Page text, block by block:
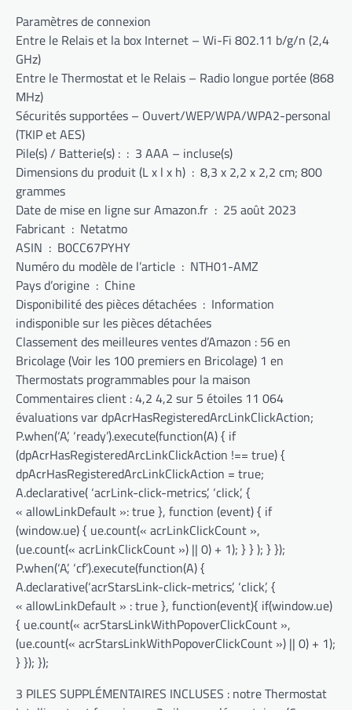
Paramètres de connexion
Entre le Relais et la box Internet – Wi-Fi 802.11 b/g/n (2,4
GHz)
Entre le Thermostat et le Relais – Radio longue portée (868
MHz)
Sécurités supportées – Ouvert/WEP/WPA/WPA2-personal
(TKIP et AES)
Pile(s) / Batterie(s) : ‏ : ‎ 3 AAA – incluse(s)
Dimensions du produit (L x l x h) ‏ : ‎ 8,3 x 2,2 x 2,2 cm; 800
grammes
Date de mise en ligne sur Amazon.fr ‏ : ‎ 25 août 2023
Fabricant ‏ : ‎ Netatmo
ASIN ‏ : ‎ B0CC67PYHY
Numéro du modèle de l’article ‏ : ‎ NTH01-AMZ
Pays d’origine ‏ : ‎ Chine
Disponibilité des pièces détachées ‏ : ‎ Information
indisponible sur les pièces détachées
Classement des meilleures ventes d’Amazon : 56 en
Bricolage (Voir les 100 premiers en Bricolage) 1 en
Thermostats programmables pour la maison
Commentaires client : 4,2 4,2 sur 5 étoiles 11 064
évaluations var dpAcrHasRegisteredArcLinkClickAction;
P.when(‘A’, ‘ready’).execute(function(A) { if
(dpAcrHasRegisteredArcLinkClickAction !== true) {
dpAcrHasRegisteredArcLinkClickAction = true;
A.declarative( ‘acrLink-click-metrics’, ‘click’, {
« allowLinkDefault »: true }, function (event) { if
(window.ue) { ue.count(« acrLinkClickCount »,
(ue.count(« acrLinkClickCount ») || 0) + 1); } } ); } });
P.when(‘A’, ‘cf’).execute(function(A) {
A.declarative(‘acrStarsLink-click-metrics’, ‘click’, {
« allowLinkDefault » : true }, function(event){ if(window.ue)
{ ue.count(« acrStarsLinkWithPopoverClickCount »,
(ue.count(« acrStarsLinkWithPopoverClickCount ») || 0) + 1);
} }); });
3 PILES SUPPLÉMENTAIRES INCLUSES : notre Thermostat